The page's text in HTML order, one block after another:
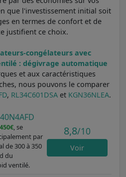
que l'investissement initial soit
en termes de confort et de
justifient ce choix.
congélateurs avec
: dégivrage automatique
et aux caractéristiques
nous pouvons le comparer
, RL34C601DSAet KGN36NLEA.
, se
par
de 300 à 350
du
ventilé.
8,8/10
Voir